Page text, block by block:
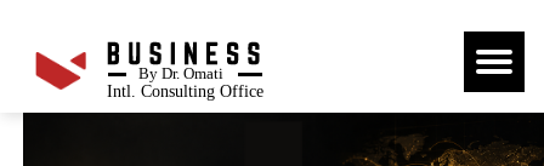
By Dr. Omati
Intl. Consulting Office